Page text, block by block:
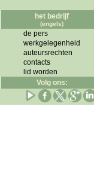
het bedrijf
(engels)
de pers
werkgelegenheid
auteursrechten
contacts
lid worden
Volg ons: